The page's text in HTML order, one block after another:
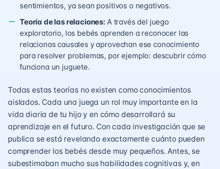
sentimientos, ya sean positivos o negativos.
Teoría de las relaciones: A través del juego
exploratorio, los bebés aprenden a reconocer las
relacionas causales y aprovechan ese conocimiento
para resolver problemas, por ejemplo: descubrir cómo
funciona un juguete.
Todas estas teorías no existen como conocimientos
aislados. Cada una juega un rol muy importante en la
vida diaria de tu hijo y en cómo desarrollará su
aprendizaje en el futuro. Con cada investigación que se
publica se está revelando exactamente cuánto pueden
comprender los bebés desde muy pequeños. Antes, se
subestimaban mucho sus habilidades cognitivas y, en